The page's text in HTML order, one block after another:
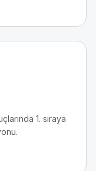
1. sıraya